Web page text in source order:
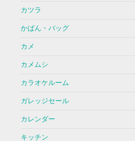
カツラ
かばん・バッグ
カメ
カメムシ
カラオケルーム
ガレッジセール
カレンダー
キッチン